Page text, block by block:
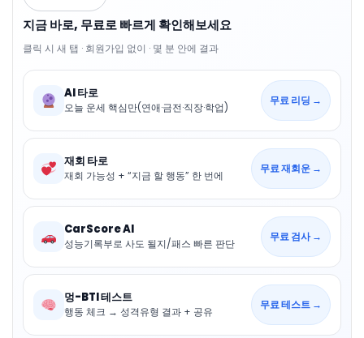
지금 바로, 무료로 빠르게 확인해보세요
클릭 시 새 탭 · 회원가입 없이 · 몇 분 안에 결과
AI 타로
오늘 운세 핵심만(연애·금전·직장·학업)
무료 리딩 →
재회 타로
재회 가능성 + “지금 할 행동” 한 번에
무료 재회운 →
CarScore AI
성능기록부로 사도 될지/패스 빠른 판단
무료 검사 →
멍-BTI 테스트
행동 체크 → 성격유형 결과 + 공유
무료 테스트 →